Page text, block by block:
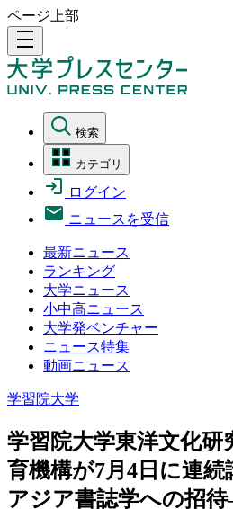
ページ上部
density_medium
検索
カテゴリ
ログイン
ニュースを受信
最新ニュース
ランキング
大学ニュース
小中高ニュース
大学発ベンチャー
ニュース特集
動画ニュース
学習院大学
学習院大学東洋文化研
育機構が7月4日に連続
アジア書誌学への招